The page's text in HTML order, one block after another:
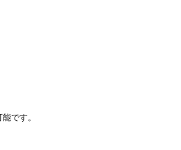
です。